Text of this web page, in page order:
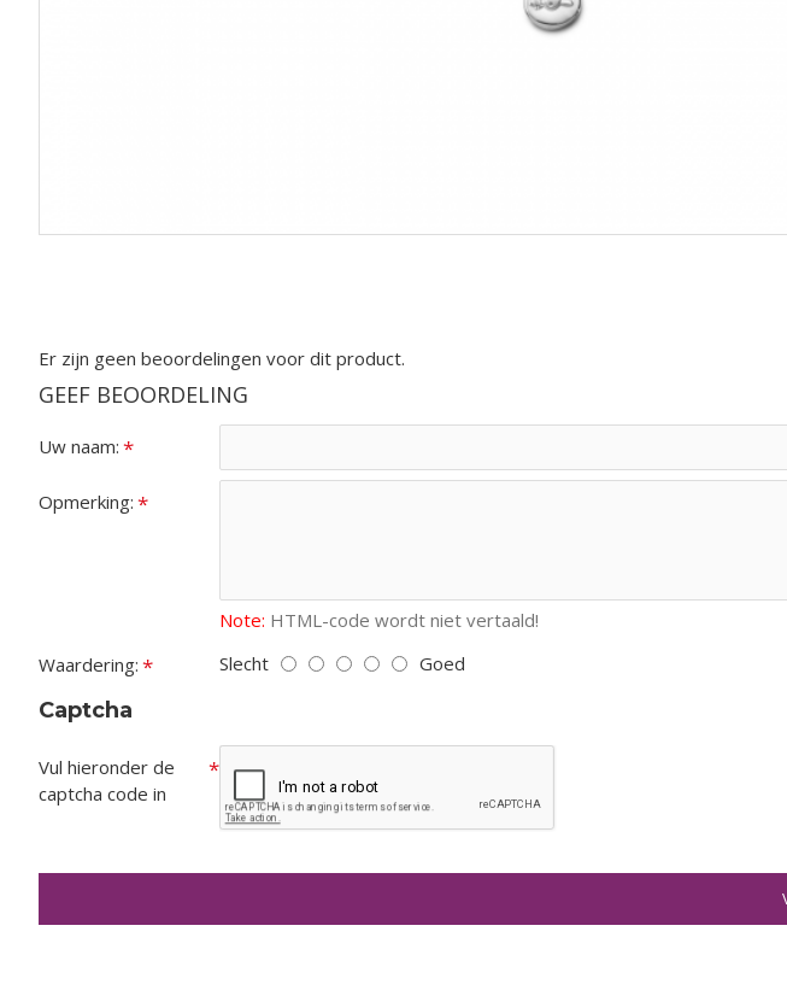
Er zijn geen beoordelingen voor dit product.
GEEF BEOORDELING
Uw naam:
Opmerking:
Note: HTML-code wordt niet vertaald!
Waardering:
Slecht Goed
Captcha
Vul hieronder de
captcha code in